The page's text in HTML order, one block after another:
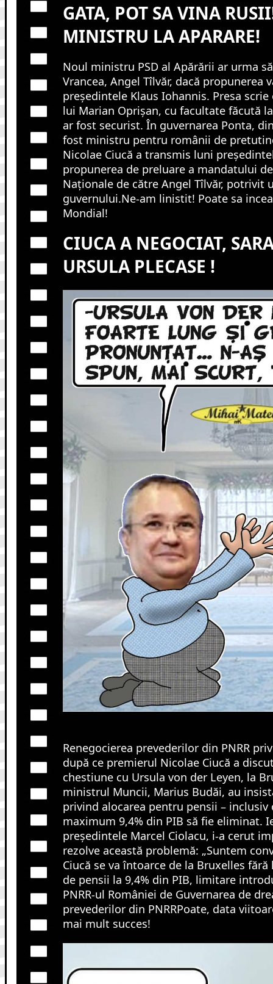
GATA, POT SA VINA
MINISTRU LA APARARE!
Noul ministru PSD al Apărării ar urma
Vrancea, Angel Tîlvăr, dacă propunerea
președintele Klaus Iohannis. Presa
lui Marian Oprișan, cu facultate făcută
ar fost securist. În guvernarea Ponta,
fost ministru pentru românii de
Nicolae Ciucă a transmis luni
propunerea de preluare a mandatului
Naționale de către Angel Tîlvăr, potrivit
guvernului.Ne-am linistit! Poate sa
Mondial!
CIUCA A NEGOCIAT,
URSULA PLECASE !
Renegocierea prevederilor din PNRR
după ce premierul Nicolae Ciucă a
chestiune cu Ursula von der Leyen, la
ministrul Muncii, Marius Budăi, au
privind alocarea pentru pensii – inclusiv
maximum 9,4% din PIB să fie eliminat.
președintele Marcel Ciolacu, i-a cerut
rezolve această problemă: „Suntem
Ciucă se va întoarce de la Bruxelles
de pensii la 9,4% din PIB, limitare
PNRR-ul României de Guvernarea de
prevederilor din PNRRPoate, data
mai mult succes!